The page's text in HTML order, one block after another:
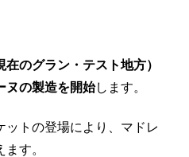
在のグラン・テスト地方）
ヌの製造を開始します。
ットの登場により、マドレ
す。